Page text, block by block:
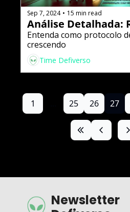
Sep 7, 2024 • 15 min read
Análise Detalhada:
Entenda como protocolo
crescendo
Time Defiverso
1 25 26 27
Newsletter